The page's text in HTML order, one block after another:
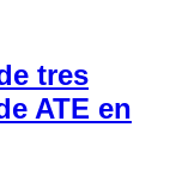
tres
ATE en